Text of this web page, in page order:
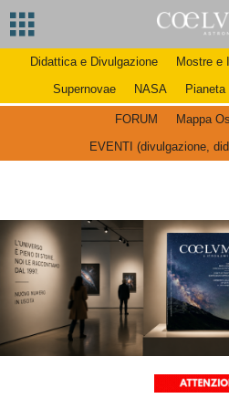
Didattica e Divulgazione Mostre e
Supernovae
NASA Pianeta
FORUM
Mappa
EVENTI (divulgazione,